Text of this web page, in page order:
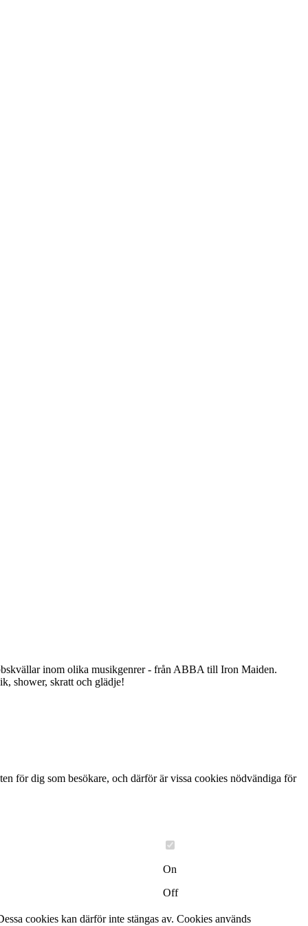
inom olika musikgenrer - från ABBA till Iron Maiden.
shower, skratt och glädje!
för dig som besökare, och därför är vissa cookies nödvändiga för
On
Off
cookies kan därför inte stängas av. Cookies används